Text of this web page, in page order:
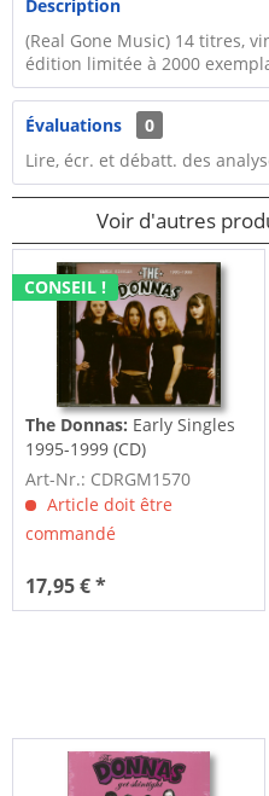
Description
(Real Gone Music) 14 titres,
édition limitée à 2000
Évaluations
0
Lire, écr. et débatt. des
Voir d'autres
CONSEIL !
The Donnas: Early Singles
1995-1999 (CD)
Art-Nr.: CDRGM1570
Article doit être
commandé
17,95 € *